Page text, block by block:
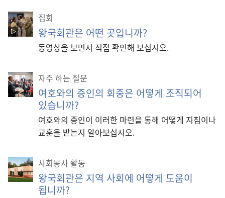
집회
왕국회관은 어떤 곳입니까?
동영상을 보면서 직접 확인해 보십시오.
자주 하는 질문
여호와의 증인의 회중은 어떻게 조직되어
있습니까?
여호와의 증인이 이러한 마련을 통해 어떻게 지침이나
교훈을 받는지 알아보십시오.
사회봉사 활동
왕국회관은 지역 사회에 어떻게 도움이
됩니까?